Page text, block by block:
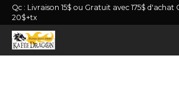
Qc : Livraison 15$ ou Gratuit avec 175$ d'achat
20$+tx